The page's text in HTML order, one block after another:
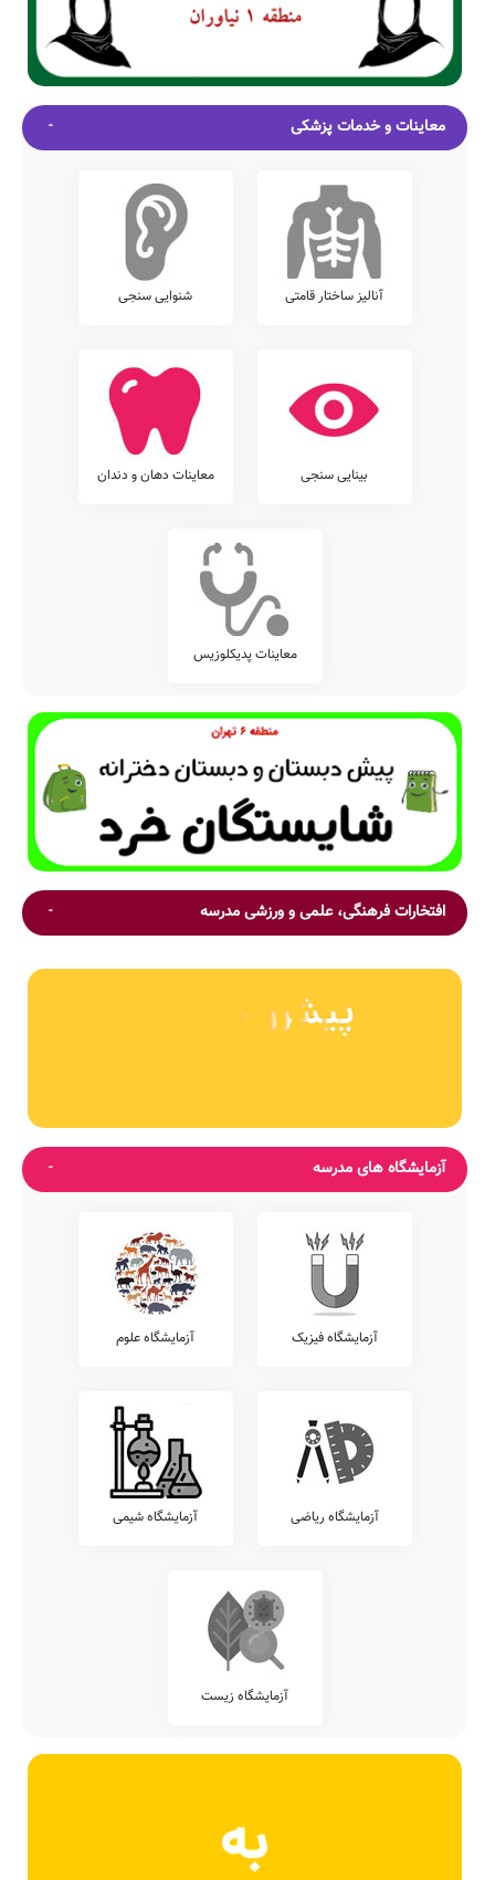
معاینات و خدمات پزشکی
آنالیز ساختار قامتی شنوایی سنجی
بینایی سنجی معاینات دهان و دندان
معاینات پدیکلوزیس
افتخارات فرهنگی، علمی و ورزشی مدرسه
آزمایشگاه های مدرسه
آزمایشگاه فیزیک آزمایشگاه علوم
آزمایشگاه ریاضی آزمایشگاه شیمی
آزمایشگاه زیست